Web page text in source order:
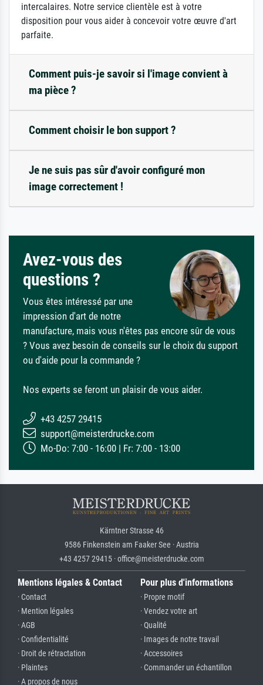
intercalaires. Notre service clientèle est à votre
disposition pour vous aider à concevoir votre œuvre d'art
parfaite.
Comment puis-je savoir si l'image convient à
ma pièce ?
Comment choisir le bon support ?
Je ne suis pas sûr d'avoir configuré mon
image correctement !
Avez-vous des
questions ?
Vous êtes intéressé par une
impression d'art de notre
manufacture, mais vous n'êtes pas encore sûr de vous
? Vous avez besoin de conseils sur le choix du support
ou d'aide pour la commande ?
Nos experts se feront un plaisir de vous aider.
+43 4257 29415
support@meisterdrucke.com
Mo-Do: 7:00 - 16:00 | Fr: 7:00 - 13:00
Kärntner Strasse 46
9586 Finkenstein am Faaker See · Austria
+43 4257 29415 · office@meisterdrucke.com
Mentions légales & Contact
· Contact
· Mention légales
· AGB
· Confidentialité
· Droit de rétractation
· Plaintes
· A propos de nous
Pour plus d'informations
· Propre motif
· Vendez votre art
· Qualité
· Images de notre travail
· Accessoires
· Commander un échantillon